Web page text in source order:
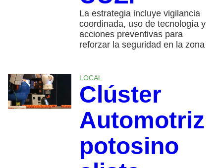
La estrategia incluye vigilancia
coordinada, uso de tecnología y
acciones preventivas para
reforzar la seguridad en la zona
LOCAL
​Clúster
Automotriz
potosino